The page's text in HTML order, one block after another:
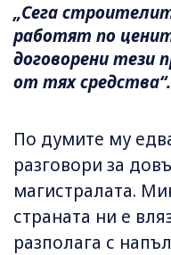
„Сега
работят по
договорени тези
от тях средства“.
По думите му
разговори за
магистралата.
страната ни е
разполага с